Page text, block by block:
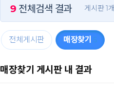
9 전체검색 결과 게시판 1개
전체게시판 매장찾기 5
매장찾기 게시판 내 결과